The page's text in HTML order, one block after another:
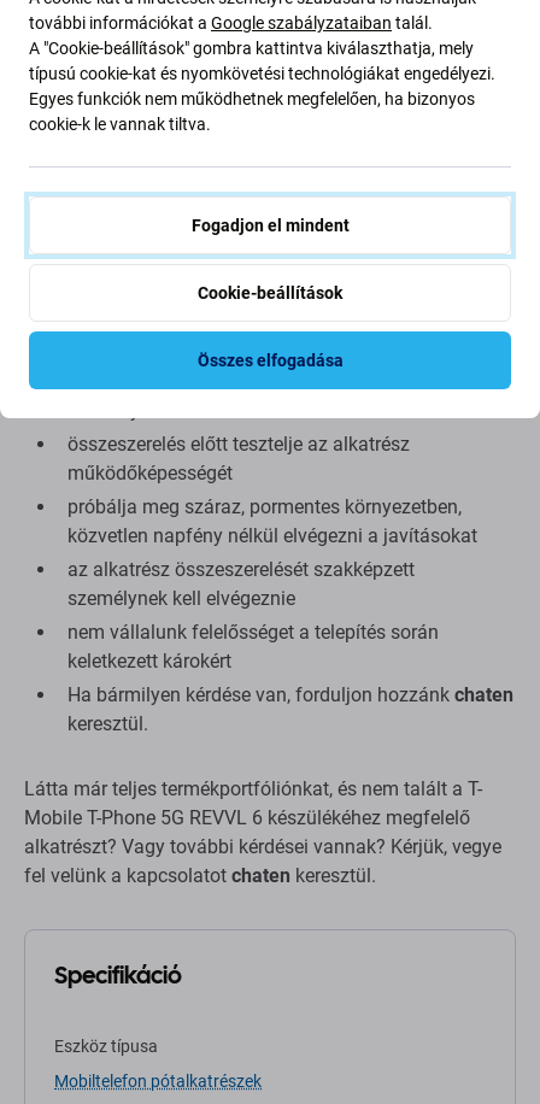
alkatrész ugyanazon szabványok, specifikációk és
anyagok szerint készül, mint az eredeti. Ez az eredeti
másolata, és az utángyártott alkatrész (ritka esetekben)
minimális eltérést mutathat a funkcionalitásban, a
megtudni a minőségről, olvassa el blogunkat, ahol
részletesebben a minőségre összpontosítunk.
Összeszerelés és tippek:
kínálatunkban megtalálható speciális szerszámok
szükségesek az össze- és szétszereléshez
összeszerelés előtt tesztelje az alkatrész
működőképességét
próbálja meg száraz, pormentes környezetben,
közvetlen napfény nélkül elvégezni a javításokat
az alkatrész összeszerelését szakképzett
személynek kell elvégeznie
nem vállalunk felelősséget a telepítés során
keletkezett károkért
Ha bármilyen kérdése van, forduljon hozzánk chaten
keresztül.
Látta már teljes termékportfóliónkat, és nem talált a T-
Mobile T-Phone 5G REVVL 6 készülékéhez megfelelő
alkatrészt? Vagy további kérdései vannak? Kérjük, vegye
fel velünk a kapcsolatot chaten keresztül.
Specifikáció
Eszköz típusa
Mobiltelefon pótalkatrészek
további információkat a Google szabályzataiban talál.
A "Cookie-beállítások" gombra kattintva kiválaszthatja, mely
típusú cookie-kat és nyomkövetési technológiákat engedélyezi.
Egyes funkciók nem működhetnek megfelelően, ha bizonyos
cookie-k le vannak tiltva.
Fogadjon el mindent
Cookie-beállítások
Összes elfogadása